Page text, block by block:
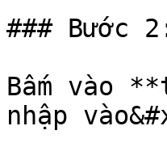
### Bước
Bấm vào
nhập